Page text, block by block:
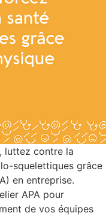
luttez contre la
squelettiques grâce
en entreprise.
APA pour
de vos équipes